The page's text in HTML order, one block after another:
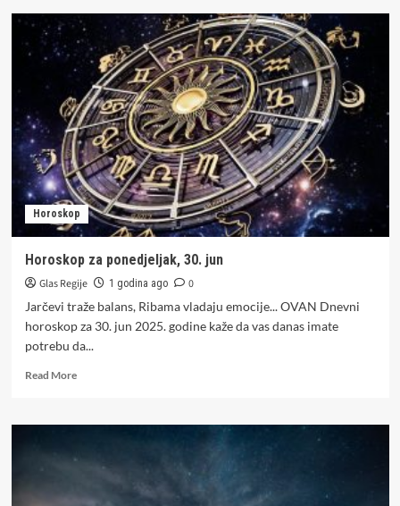
PAKAO
IZ
AFRIKE
IDE
NAMA:
Danas
ulazimo
u
novi
toplotni
talas,
pogledajte
do
će
ići
temperature
Horoskop
Horoskop za ponedjeljak, 30. jun
Glas Regije 1 godina ago
0
Jarčevi traže balans, Ribama vladaju emocije... OVAN Dnevni
horoskop za 30. jun 2025. godine kaže da vas danas imate
potrebu da...
Read MoreRead
Horoskop
ponedjeljak,